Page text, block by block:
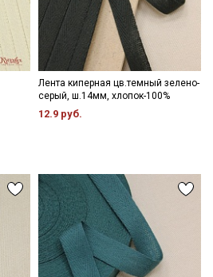
Лента киперная цв.темный зелено-
серый, ш.14мм, хлопок-100%
12.9 руб.